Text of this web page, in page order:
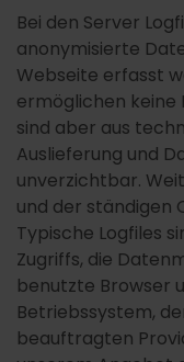
Bei den Server
anonymisierte
Webseite erfasst
ermöglichen keine
sind aber aus
Auslieferung und
unverzichtbar.
und der ständigen
Typische Logfiles
Zugriffs, die
benutzte Browser
Betriebssystem,
beauftragten